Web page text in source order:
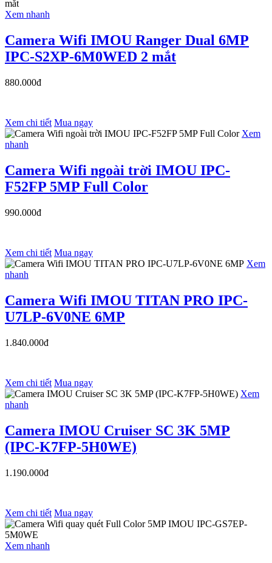
Xem nhanh
Camera Wifi IMOU Ranger Dual 6MP
IPC-S2XP-6M0WED 2 mắt
880.000đ
Xem chi tiết Mua ngay
Xem
nhanh
Camera Wifi ngoài trời IMOU IPC-
F52FP 5MP Full Color
990.000đ
Xem chi tiết Mua ngay
Xem
nhanh
Camera Wifi IMOU TITAN PRO IPC-
U7LP-6V0NE 6MP
1.840.000đ
Xem chi tiết Mua ngay
Xem
nhanh
Camera IMOU Cruiser SC 3K 5MP
(IPC-K7FP-5H0WE)
1.190.000đ
Xem chi tiết Mua ngay
Xem nhanh